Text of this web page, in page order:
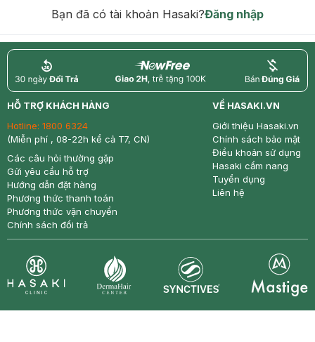
Bạn đã có tài khoản Hasaki?Đăng nhập
return nowfree price
HỖ TRỢ KHÁCH HÀNG
Hotline: 1800 6324
(Miễn phí , 08-22h kể cả T7, CN)
Các câu hỏi thường gặp
Gửi yêu cầu hỗ trợ
Hướng dẫn đặt hàng
Phương thức thanh toán
Phương thức vận chuyển
Chính sách đổi trả
VỀ HASAKI.VN
Giới thiệu Hasaki.vn
Chính sách bảo mật
Điều khoản sử dụng
Hasaki cẩm nang
Tuyển dụng
Liên hệ